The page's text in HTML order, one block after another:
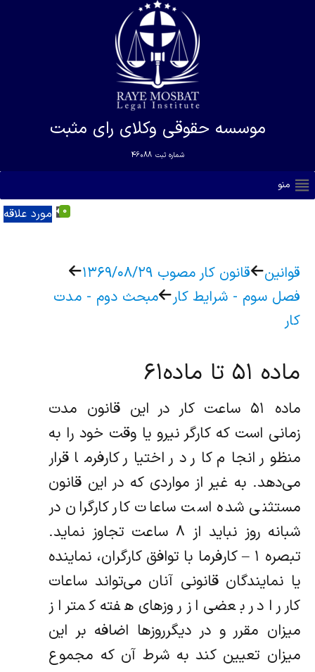
موسسه حقوقی وکلای رای مثبت
شماره ثبت 46088
منو
مورد علاقه 0
قوانین
قانون کار مصوب ۱۳۶۹/۰۸/۲۹
فصل سوم - شرایط کار
مبحث دوم - مدت
کار
ماده ۵۱ تا ماده۶۱
ماده ۵۱ ساعت کار در این قانون مدت
زمانی است که کارگر نیرو یا وقت خود را به
منظور انجام کار در اختیار کارفرما قرار
می‌دهد. به غیر از‌ مواردی که در این قانون
مستثنی شده است ساعات کار کارگران در
شبانه روز نباید از ۸ ساعت تجاوز نماید.
‌تبصره ۱ – کارفرما با توافق کارگران، نماینده
یا نمایندگان قانونی آنان می‌تواند ساعات
کار را در بعضی از روزهای هفته کمتر از
میزان مقرر و در دیگر‌روزها اضافه بر این
میزان تعیین کند به شرط آن که مجموع